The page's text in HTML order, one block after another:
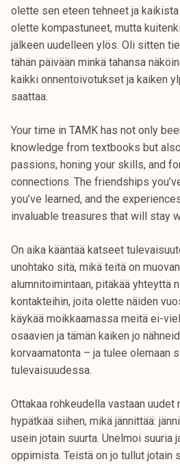
olette sen eteen tehneet ja
olette kompastuneet, mutta
jälkeen uudelleen ylös. Oli sitten
tähän päivään minkä tahansa
kaikki onnentoivotukset ja kaiken
saattaa.
Your time in TAMK has not only
knowledge from textbooks but
passions, honing your skills, and
connections. The friendships
you’ve learned, and the
invaluable treasures that will stay
On aika kääntää katseet
unohtako sitä, mikä teitä on
alumnitoimintaan, pitäkää yhteyttä
kontakteihin, joita olette näiden
käykää moikkaamassa meitä ei-
osaavien ja tämän kaiken jo
korvaamatonta – ja tulee olemaan
tulevaisuudessa.
Ottakaa rohkeudella vastaan uudet
hypätkää siihen, mikä jännittää:
usein jotain suurta. Unelmoi suuria
oppimista. Teistä on jo tullut jotain